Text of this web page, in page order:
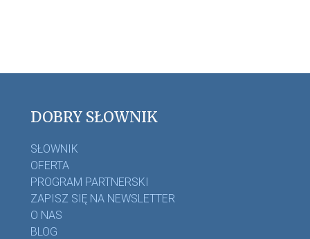
DOBRY SŁOWNIK
SŁOWNIK
OFERTA
PROGRAM PARTNERSKI
ZAPISZ SIĘ NA NEWSLETTER
O NAS
BLOG